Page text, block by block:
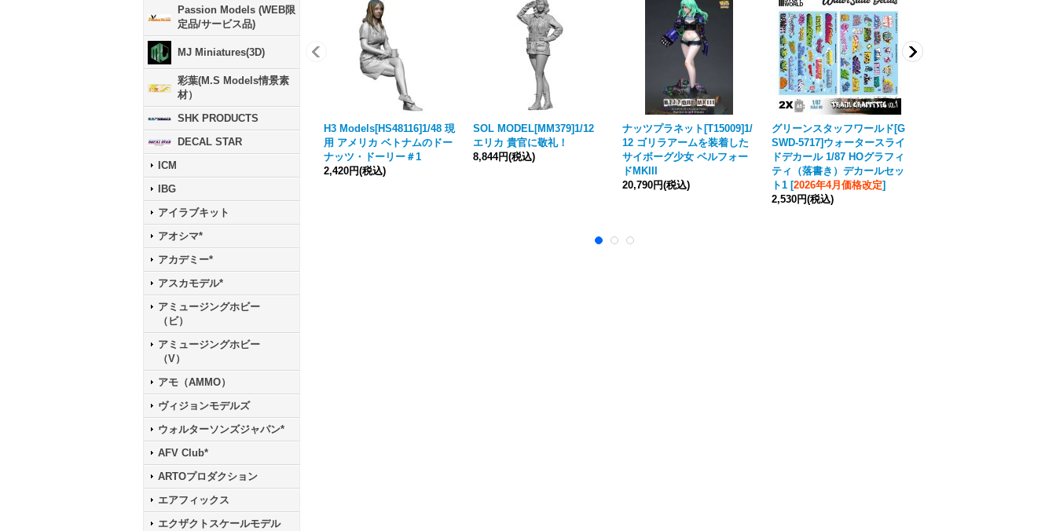
Passion Models (WEB限
定品/サービス品)
MJ Miniatures(3D)
彩葉(M.S Models情景素
材）
SHK PRODUCTS
DECAL STAR
ICM
IBG
アイラブキット
アオシマ*
アカデミー*
アスカモデル*
アミュージングホビー
（ビ）
アミュージングホビー
（V）
アモ（AMMO）
ヴィジョンモデルズ
ウォルターソンズジャパン*
AFV Club*
ARTOプロダクション
エアフィックス
エクザクトスケールモデル
H3 Models[HS48116]1/48 現
用 アメリカ ベトナムのドー
ナッツ・ドーリー＃1
2,420円(税込)
SOL MODEL[MM379]1/12
エリカ 貴官に敬礼！
8,844円(税込)
ナッツプラネット[T15009]1/
12 ゴリラアームを装着した
サイボーグ少女 ベルフォー
ドMKIII
20,790円(税込)
グリーンスタッフワールド[G
SWD-5717]ウォータースライ
ドデカール 1/87 HOグラフィ
ティ（落書き）デカールセッ
ト1 [2026年4月価格改定]
2,530円(税込)